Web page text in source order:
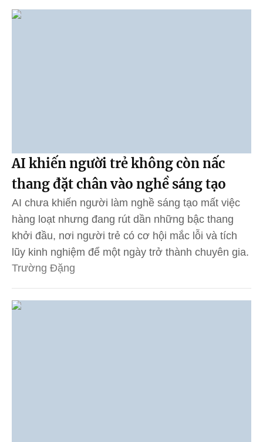
AI khiến người trẻ không còn nấc
thang đặt chân vào nghề sáng tạo
AI chưa khiến người làm nghề sáng tạo mất việc
hàng loạt nhưng đang rút dần những bậc thang
khởi đầu, nơi người trẻ có cơ hội mắc lỗi và tích
lũy kinh nghiệm để một ngày trở thành chuyên gia.
Trường Đặng